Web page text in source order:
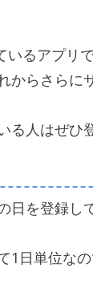
るアプリ
からさら
人はぜひ
日を登録
日単位な